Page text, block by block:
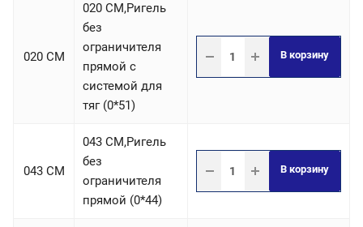
020 СM
020 СM,Ригель
без
ограничителя
прямой с
системой для
тяг (0*51)
В корзину
043 СM
043 СM,Ригель
без
ограничителя
прямой (0*44)
В корзину